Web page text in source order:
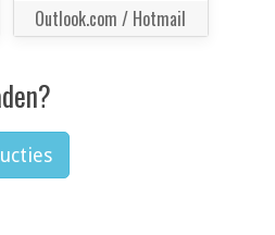
Outlook.com / Hotmail